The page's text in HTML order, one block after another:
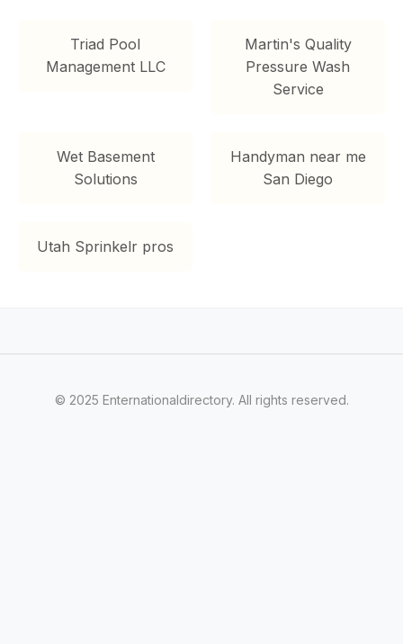
Triad Pool
Management LLC
Martin's Quality
Pressure Wash
Service
Wet Basement
Solutions
Handyman near me
San Diego
Utah Sprinkelr pros
© 2025 Enternationaldirectory. All rights reserved.